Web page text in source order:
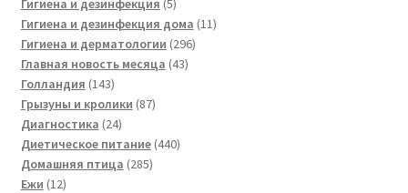
Гигиена и дезинфекция 5
товаров
Гигиена и дезинфекция дома 1111
Гигиена и дерматологии 296296
Главная новость месяца 4343
Голландия 143143
товара
Грызуны и кролики 8787
Диагностика 2424
товара
Диетическое питание 440440
Домашняя птица 285285
Ежи 1212